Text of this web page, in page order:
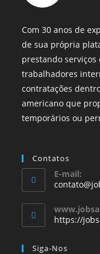
Com 30 anos de
de sua própria
prestando
trabalhadores
contratações
americano que
temporários ou
Contatos
E-mail:
https://
Siga-Nos